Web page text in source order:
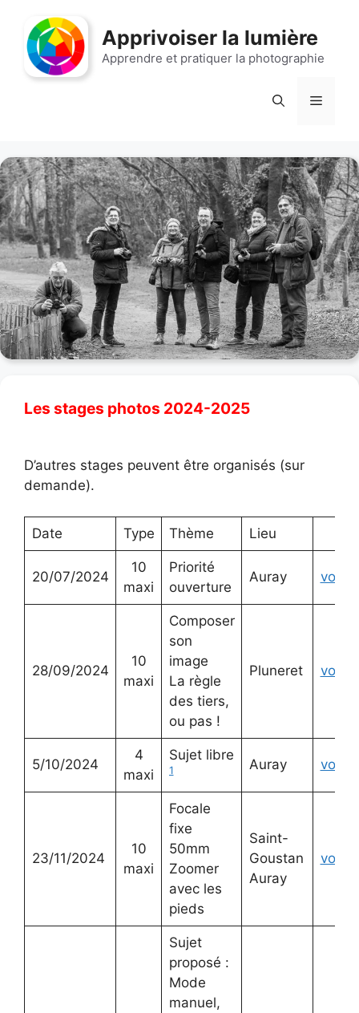
contenu
Apprivoiser la lumière
Apprendre et pratiquer la photographie
Menu
Les stages photos 2024-2025
D’autres stages peuvent être organisés (sur
demande).
Date Type Thème Lieu
20/07/2024
10
maxi
Priorité
ouverture
Auray voir
28/09/2024
10
maxi
Composer
son
image
La règle
des tiers,
ou pas !
Pluneret voir
5/10/2024
4
maxi
Sujet libre
1 Auray voir
23/11/2024
10
maxi
Focale
fixe
50mm
Zoomer
avec les
pieds
Saint-
Goustan
Auray
voir
Sujet
proposé :
Mode
manuel,